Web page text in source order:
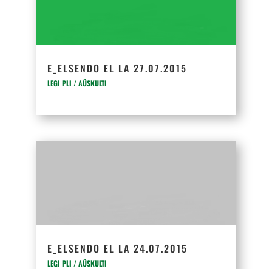
E_ELSENDO EL LA 27.07.2015
LEGI PLI / AŬSKULTI
E_ELSENDO EL LA 24.07.2015
LEGI PLI / AŬSKULTI